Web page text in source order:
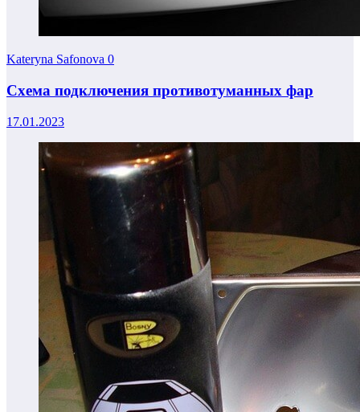
Kateryna Safonova 0
Схема подключения противотуманных фар
17.01.2023